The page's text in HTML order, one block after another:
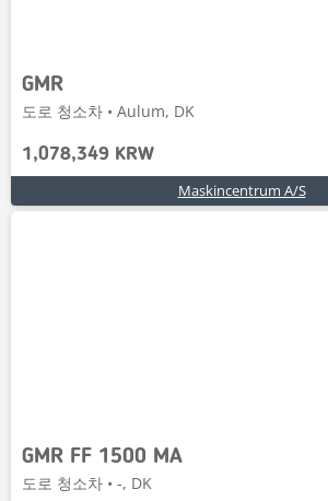
GMR
도로 청소차 • Aulum, DK
1,078,349 KRW
Maskincentrum A/S
GMR FF 1500 MA
도로 청소차 • -, DK